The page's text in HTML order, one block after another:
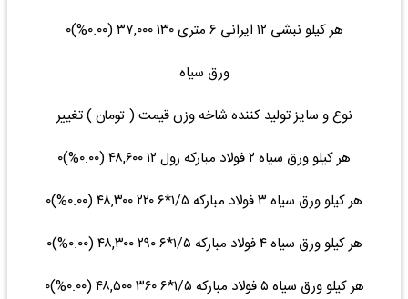
هر کیلو نبشی ۱۲ ایرانی ۶ متری ۱۳۰ ۳۷,۰۰۰ (۰.۰۰%)۰
ورق سیاه
نوع و سایز تولید کننده شاخه وزن قیمت ( تومان ) تغییر
هر کیلو ورق سیاه ۲ فولاد مبارکه رول ۱۲ ۴۸,۶۰۰ (۰.۰۰%)۰
هر کیلو ورق سیاه ۳ فولاد مبارکه ۱/۵*۶ ۲۲۰ ۴۸,۳۰۰ (۰.۰۰%)۰
هر کیلو ورق سیاه ۴ فولاد مبارکه ۱/۵*۶ ۲۹۰ ۴۸,۳۰۰ (۰.۰۰%)۰
هر کیلو ورق سیاه ۵ فولاد مبارکه ۱/۵*۶ ۳۶۰ ۴۸,۵۰۰ (۰.۰۰%)۰